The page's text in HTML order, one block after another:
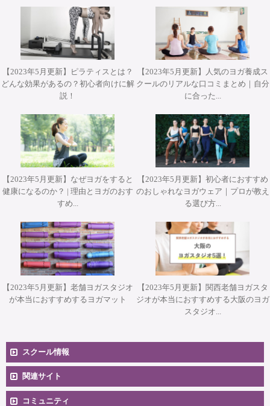
【2023年5月更新】ピラティスとは？
どんな効果があるの？初心者向けに解
説！
【2023年5月更新】人気のヨガ養成ス
クールのリアルな口コミまとめ｜自分
に合った...
【2023年5月更新】なぜヨガをすると
健康になるのか？ | 理由とヨガのおす
すめ...
【2023年5月更新】初心者におすすめ
のおしゃれなヨガウェア｜プロが教え
る選び方...
【2023年5月更新】老舗ヨガスタジオ
が本当におすすめするヨガマット
【2023年5月更新】関西老舗ヨガスタ
ジオが本当におすすめする大阪のヨガ
スタジオ...
スクール情報
関連サイト
コミュニティ